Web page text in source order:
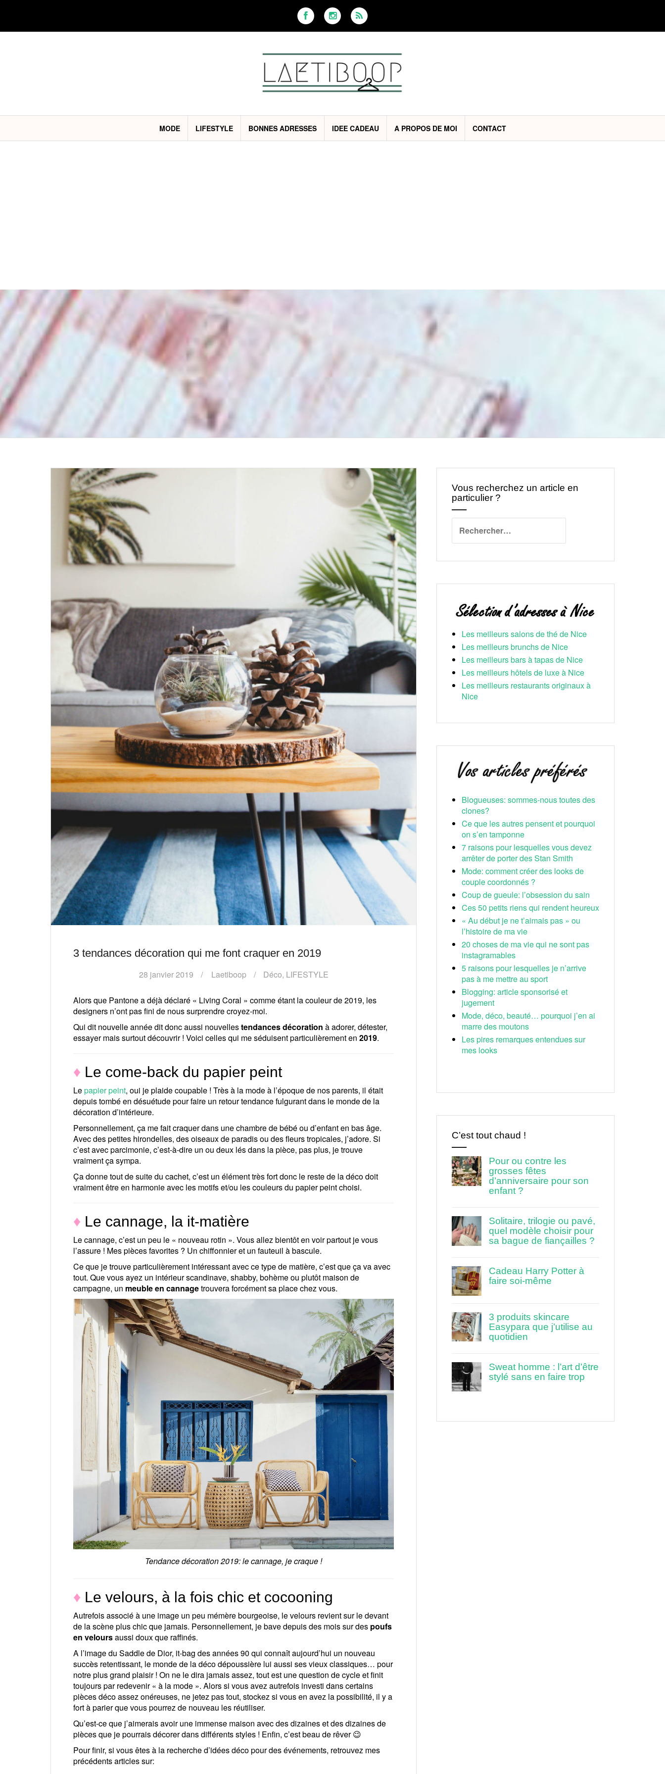
MODE LIFESTYLE BONNES ADRESSES IDEE CADEAU A PROPOS DE MOI CONTACT
3 tendances décoration qui me font craquer en 2019
28 janvier 2019 Laetiboop Déco, LIFESTYLE
Alors que Pantone a déjà déclaré « Living Coral » comme étant la couleur de 2019, les
designers n’ont pas fini de nous surprendre croyez-moi.
Qui dit nouvelle année dit donc aussi nouvellestendances décoration à adorer, détester,
essayer mais surtout découvrir ! Voici celles qui me séduisent particulièrement en 2019.
♦ Le come-back du papier peint
Lepapier peint, oui je plaide coupable ! Très à la mode à l’époque de nos parents, il était
depuis tombé en désuétude pour faire un retour tendance fulgurant dans le monde de la
décoration d’intérieure.
Personnellement, ça me fait craquer dans une chambre de bébé ou d’enfant en bas âge.
Avec des petites hirondelles, des oiseaux de paradis ou des fleurs tropicales, j’adore. Si
c’est avec parcimonie, c’est-à-dire un ou deux lés dans la pièce, pas plus, je trouve
vraiment ça sympa.
Ça donne tout de suite du cachet, c’est un élément très fort donc le reste de la déco doit
vraiment être en harmonie avec les motifs et/ou les couleurs du papier peint choisi.
♦ Le cannage, la it-matière
Le cannage, c’est un peu le « nouveau rotin ». Vous allez bientôt en voir partout je vous
l’assure ! Mes pièces favorites ? Un chiffonnier et un fauteuil à bascule.
Ce que je trouve particulièrement intéressant avec ce type de matière, c’est que ça va avec
tout. Que vous ayez un intérieur scandinave, shabby, bohème ou plutôt maison de
campagne, un meuble en cannagetrouvera forcément sa place chez vous.
Tendance décoration 2019: le cannage, je craque !
♦ Le velours, à la fois chic et cocooning
Autrefois associé à une image un peu mémère bourgeoise, le velours revient sur le devant
de la scène plus chic que jamais. Personnellement, je bave depuis des mois sur des poufs
en veloursaussi doux que raffinés.
A l’image du Saddle de Dior, it-bag des années 90 qui connaît aujourd’hui un nouveau
succès retentissant, le monde de la déco dépoussière lui aussi ses vieux classiques… pour
notre plus grand plaisir ! On ne le dira jamais assez, tout est une question de cycle et finit
toujours par redevenir « à la mode ». Alors si vous avez autrefois investi dans certains
pièces déco assez onéreuses, ne jetez pas tout, stockez si vous en avez la possibilité, il y a
fort à parier que vous pourrez de nouveau les réutiliser.
Qu’est-ce que j’aimerais avoir une immense maison avec des dizaines et des dizaines de
pièces que je pourrais décorer dans différents styles ! Enfin, c’est beau de rêver 😉
Pour finir, si vous êtes à la recherche d’idées déco pour des événements, retrouvez mes
précédents articles sur:
Vous recherchez un article en
particulier ?
Les meilleurs salons de thé de Nice
Les meilleurs brunchs de Nice
Les meilleurs bars à tapas de Nice
Les meilleurs hôtels de luxe à Nice
Les meilleurs restaurants originaux à
Nice
Blogueuses: sommes-nous toutes des
clones?
Ce que les autres pensent et pourquoi
on s’en tamponne
7 raisons pour lesquelles vous devez
arrêter de porter des Stan Smith
Mode: comment créer des looks de
couple coordonnés ?
Coup de gueule: l’obsession du sain
Ces 50 petits riens qui rendent heureux
« Au début je ne t’aimais pas » ou
l’histoire de ma vie
20 choses de ma vie qui ne sont pas
instagramables
5 raisons pour lesquelles je n’arrive
pas à me mettre au sport
Blogging: article sponsorisé et
jugement
Mode, déco, beauté… pourquoi j’en ai
marre des moutons
Les pires remarques entendues sur
mes looks
C’est tout chaud !
Pour ou contre les
grosses fêtes
d’anniversaire pour son
enfant ?
Solitaire, trilogie ou pavé,
quel modèle choisir pour
sa bague de fiançailles ?
Cadeau Harry Potter à
faire soi-même
3 produits skincare
Easypara que j’utilise au
quotidien
Sweat homme : l’art d’être
stylé sans en faire trop